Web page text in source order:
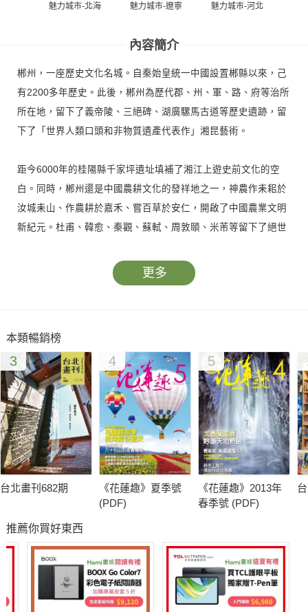
魅力城巿-北海 魅力城巿-遼寧 魅力城巿-河北
內容簡介
郴州，一座歷史文化名城。自秦始皇統一中國設置郴縣以來，己
有2200多年歷史。此後，郴州為歷代郡、州、軍、路、府等治所
所在地，留下了義帝陵、三絕碑、湖廣騾馬古道等歷史遺跡，留
下了「世界人類口頭和非物質遺產代表作」湘昆藝術。
距今6000年的桂陽縣千家坪遺址填補了湘江上遊史前文化的空
白。同時，郴州還是中國農耕文化的發祥地之一，神農作耒耜於
汝城耒山、作農耕於嘉禾、嘗百草於安仁，開啟了中國農業文明
新紀元。杜甫、韓愈、秦觀、蘇軾、周敦頤、米芾等留下了絕世
煌；新世紀初，中國女排返郴集訓，再奪世界冠軍。這便是我們
更多
本類暢銷榜
3
台北畫刊682期
4
《花蓮趣》夏季號
(PDF)
5
《花蓮趣》2013年
春季號 (PDF)
推薦你買好東西